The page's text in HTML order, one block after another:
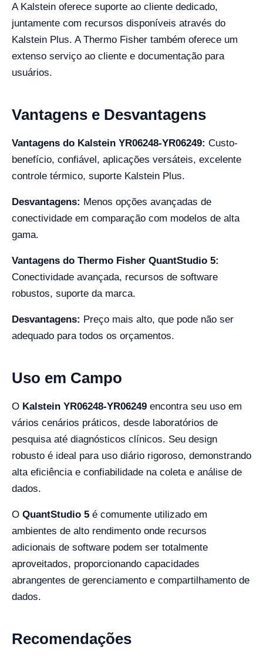
A Kalstein oferece suporte ao cliente dedicado,
juntamente com recursos disponíveis através do
Kalstein Plus. A Thermo Fisher também oferece um
extenso serviço ao cliente e documentação para
usuários.
Vantagens e Desvantagens
Vantagens do Kalstein YR06248-YR06249: Custo-
benefício, confiável, aplicações versáteis, excelente
controle térmico, suporte Kalstein Plus.
Desvantagens: Menos opções avançadas de
conectividade em comparação com modelos de alta
gama.
Vantagens do Thermo Fisher QuantStudio 5:
Conectividade avançada, recursos de software
robustos, suporte da marca.
Desvantagens: Preço mais alto, que pode não ser
adequado para todos os orçamentos.
Uso em Campo
O Kalstein YR06248-YR06249 encontra seu uso em
vários cenários práticos, desde laboratórios de
pesquisa até diagnósticos clínicos. Seu design
robusto é ideal para uso diário rigoroso, demonstrando
alta eficiência e confiabilidade na coleta e análise de
dados.
O QuantStudio 5 é comumente utilizado em
ambientes de alto rendimento onde recursos
adicionais de software podem ser totalmente
aproveitados, proporcionando capacidades
abrangentes de gerenciamento e compartilhamento de
dados.
Recomendações